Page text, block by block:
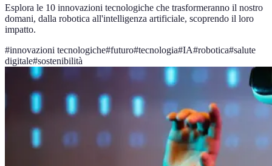
Esplora le 10 innovazioni tecnologiche che trasformeranno il nostro
domani, dalla robotica all'intelligenza artificiale, scoprendo il loro
impatto.
#innovazioni tecnologiche#futuro#tecnologia#IA#robotica#salute
digitale#sostenibilità